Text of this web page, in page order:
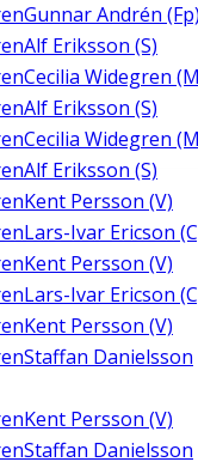
Gunnar Andrén
Alf Eriksson (S)
Cecilia Widegren
Alf Eriksson (S)
Cecilia Widegren
Alf Eriksson (S)
Kent Persson (V)
Lars-Ivar Ericson
Kent Persson (V)
Lars-Ivar Ericson
Kent Persson (V)
Staffan Danielsson
Kent Persson (V)
Staffan Danielsson